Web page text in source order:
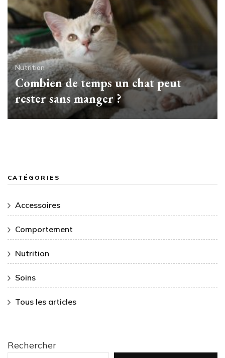
Nutrition
Combien de temps un chat peut
rester sans manger ?
CATÉGORIES
Accessoires
Comportement
Nutrition
Soins
Tous les articles
Rechercher